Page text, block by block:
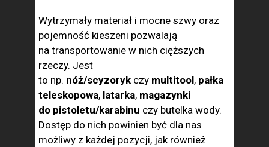
Wytrzymały materiał i mocne szwy oraz
pojemność kieszeni pozwalają
na transportowanie w nich cięższych
rzeczy. Jest
to np. nóż/scyzoryk czy multitool, pałka
teleskopowa, latarka, magazynki
do pistoletu/karabinu czy butelka wody.
Dostęp do nich powinien być dla nas
możliwy z każdej pozycji, jak również